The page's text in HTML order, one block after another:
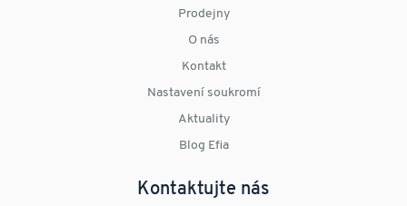
Prodejny
O nás
Kontakt
Nastavení soukromí
Aktuality
Blog Efia
Kontaktujte nás